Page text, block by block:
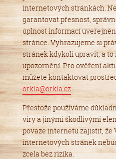
internetových stránkách.
garantovat přesnost,
úplnost informací
stránce. Vyhrazujeme si
stránek kdykoli upravit, a to
upozornění. Pro ověření
můžete kontaktovat
orkla@orkla.cz.
Přestože používáme
viry a jinými škodlivými
povaze internetu zajistit, že
internetových stránek
zcela bez rizika.